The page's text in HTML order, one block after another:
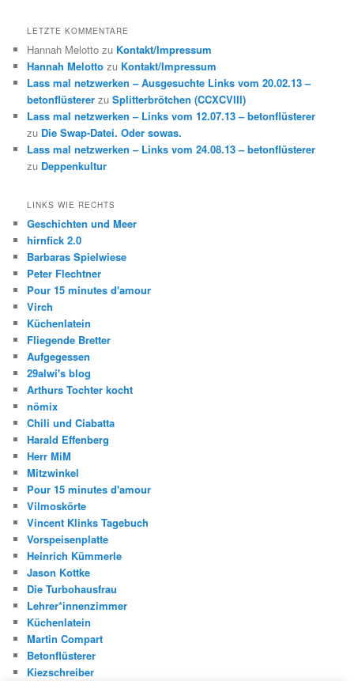
LETZTE KOMMENTARE
Hannah Melotto zu Kontakt/Impressum
Hannah Melotto zu Kontakt/Impressum
Lass mal netzwerken – Ausgesuchte Links vom 20.02.13 –
betonflüsterer zuSplitterbrötchen (CCXCVIII)
Lass mal netzwerken – Links vom 12.07.13 – betonflüsterer
zu Die Swap-Datei. Oder sowas.
Lass mal netzwerken – Links vom 24.08.13 – betonflüsterer
zu Deppenkultur
LINKS WIE RECHTS
Geschichten und Meer
hirnfick 2.0
Barbaras Spielwiese
Peter Flechtner
Pour 15 minutes d'amour
Virch
Küchenlatein
Fliegende Bretter
Aufgegessen
29alwi's blog
Arthurs Tochter kocht
nömix
Chili und Ciabatta
Harald Effenberg
Herr MiM
Mitzwinkel
Pour 15 minutes d'amour
Vilmoskörte
Vincent Klinks Tagebuch
Vorspeisenplatte
Heinrich Kümmerle
Jason Kottke
Die Turbohausfrau
Lehrer*innenzimmer
Küchenlatein
Martin Compart
Betonflüsterer
Kiezschreiber